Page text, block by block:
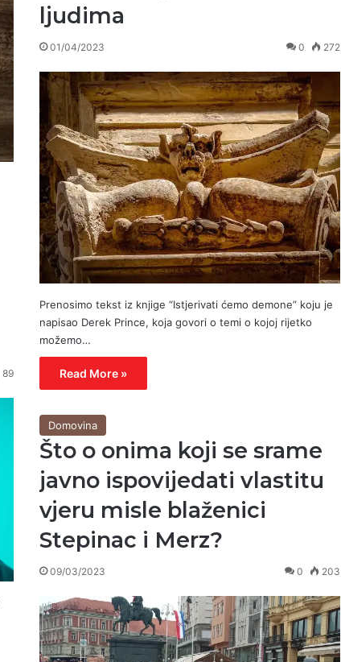
ljudima
01/04/2023 0 272
Prenosimo tekst iz knjige “Istjerivati ćemo demone” koju je
napisao Derek Prince, koja govori o temi o kojoj rijetko
možemo…
Read More »
89
Domovina
Što o onima koji se srame
javno ispovijedati vlastitu
vjeru misle blaženici
Stepinac i Merz?
09/03/2023 0 203